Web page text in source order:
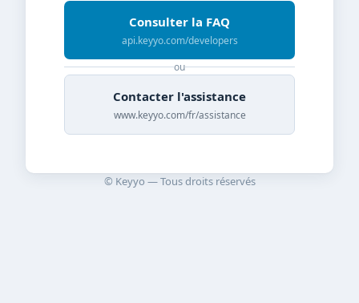
Consulter la FAQ
api.keyyo.com/developers
ou
Contacter l'assistance
www.keyyo.com/fr/assistance
© Keyyo — Tous droits réservés